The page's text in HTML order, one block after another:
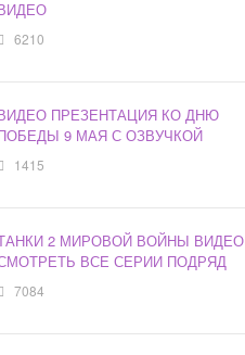
6210
ПРЕЗЕНТАЦИЯ КО ДНЮ
9 МАЯ С ОЗВУЧКОЙ
1415
2 МИРОВОЙ ВОЙНЫ ВИДЕО
ВСЕ СЕРИИ ПОДРЯД
7084